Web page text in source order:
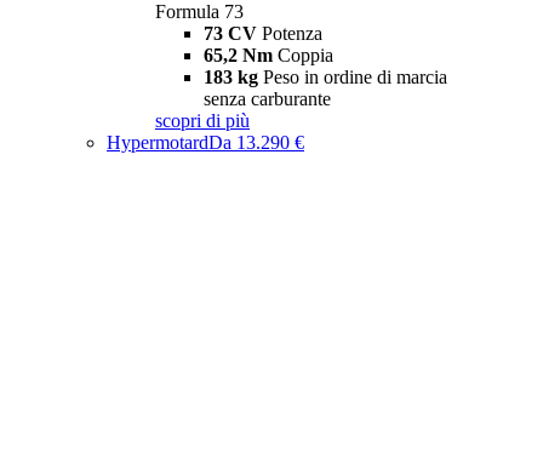
Formula 73
73 CV Potenza
65,2 Nm Coppia
183 kg Peso in ordine di marcia
senza carburante
scopri di più
HypermotardDa 13.290 €